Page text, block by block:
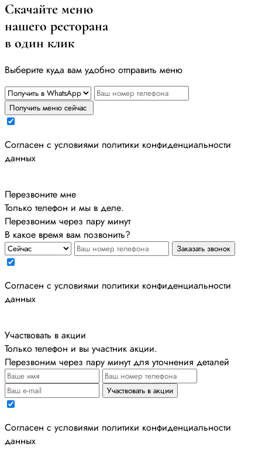
Скачайте меню
нашего ресторана
в один клик
Выберите куда вам удобно отправить меню
Получить меню сейчас
Cогласен с условиями политики конфиденциальности
данных
Перезвоните мне
Только телефон и мы в деле.
Перезвоним через пару минут
В какое время вам позвонить?
Заказать звонок
Cогласен с условиями политики конфиденциальности
данных
Участвовать в акции
Только телефон и вы участник акции.
Перезвоним через пару минут для уточнения деталей
Участвовать в акции
Cогласен с условиями политики конфиденциальности
данных